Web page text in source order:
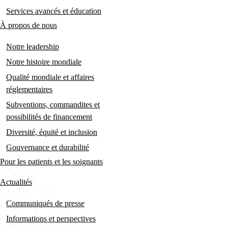
Services avancés et éducation
À propos de nous
Notre leadership
Notre histoire mondiale
Qualité mondiale et affaires
réglementaires
Subventions, commandites et
possibilités de financement
Diversité, équité et inclusion
Gouvernance et durabilité
Pour les patients et les soignants
Actualités
Communiqués de presse
Informations et perspectives